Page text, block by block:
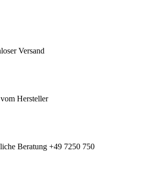
Versand
Hersteller
Beratung +49 7250 750